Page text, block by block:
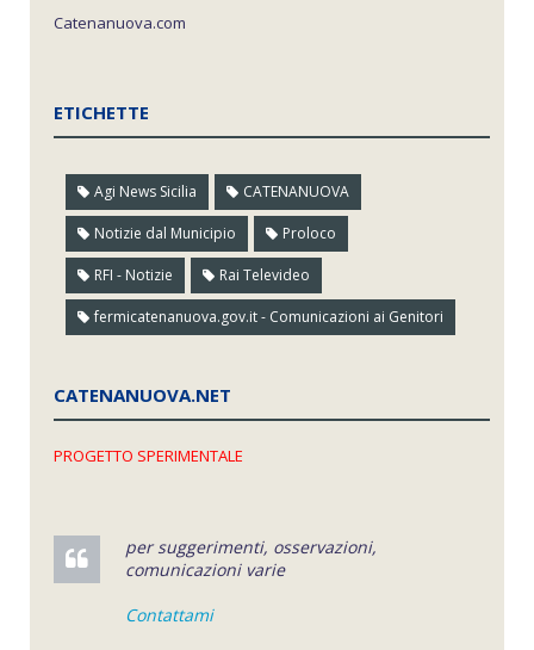
Catenanuova.com
ETICHETTE
Agi News Sicilia CATENANUOVA
Notizie dal Municipio Proloco
RFI - Notizie Rai Televideo
fermicatenanuova.gov.it - Comunicazioni ai Genitori
CATENANUOVA.NET
PROGETTO SPERIMENTALE
per suggerimenti, osservazioni,
comunicazioni varie
Contattami